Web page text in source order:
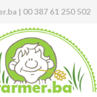
| 00 387 61 250 502